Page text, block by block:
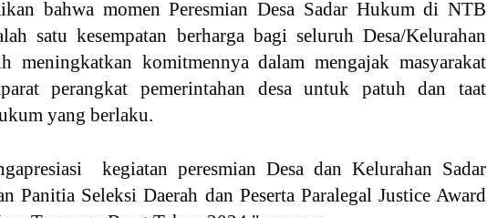
bahwa momen Peresmian Desa Sadar Hukum di NTB
satu kesempatan berharga bagi seluruh Desa/Kelurahan
meningkatkan komitmennya dalam mengajak masyarakat
perangkat pemerintahan desa untuk patuh dan taat
yang berlaku.
kegiatan peresmian Desa dan Kelurahan Sadar
Panitia Seleksi Daerah dan Peserta Paralegal Justice Award